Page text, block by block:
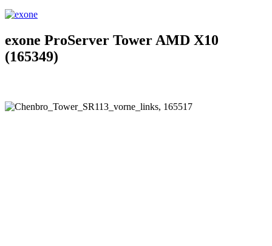
exone ProServer Tower AMD X10
(165349)